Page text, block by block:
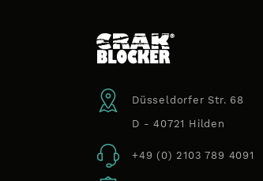
Düsseldorfer Str. 68
D - 40721 Hilden
+49 (0) 2103 789 4091